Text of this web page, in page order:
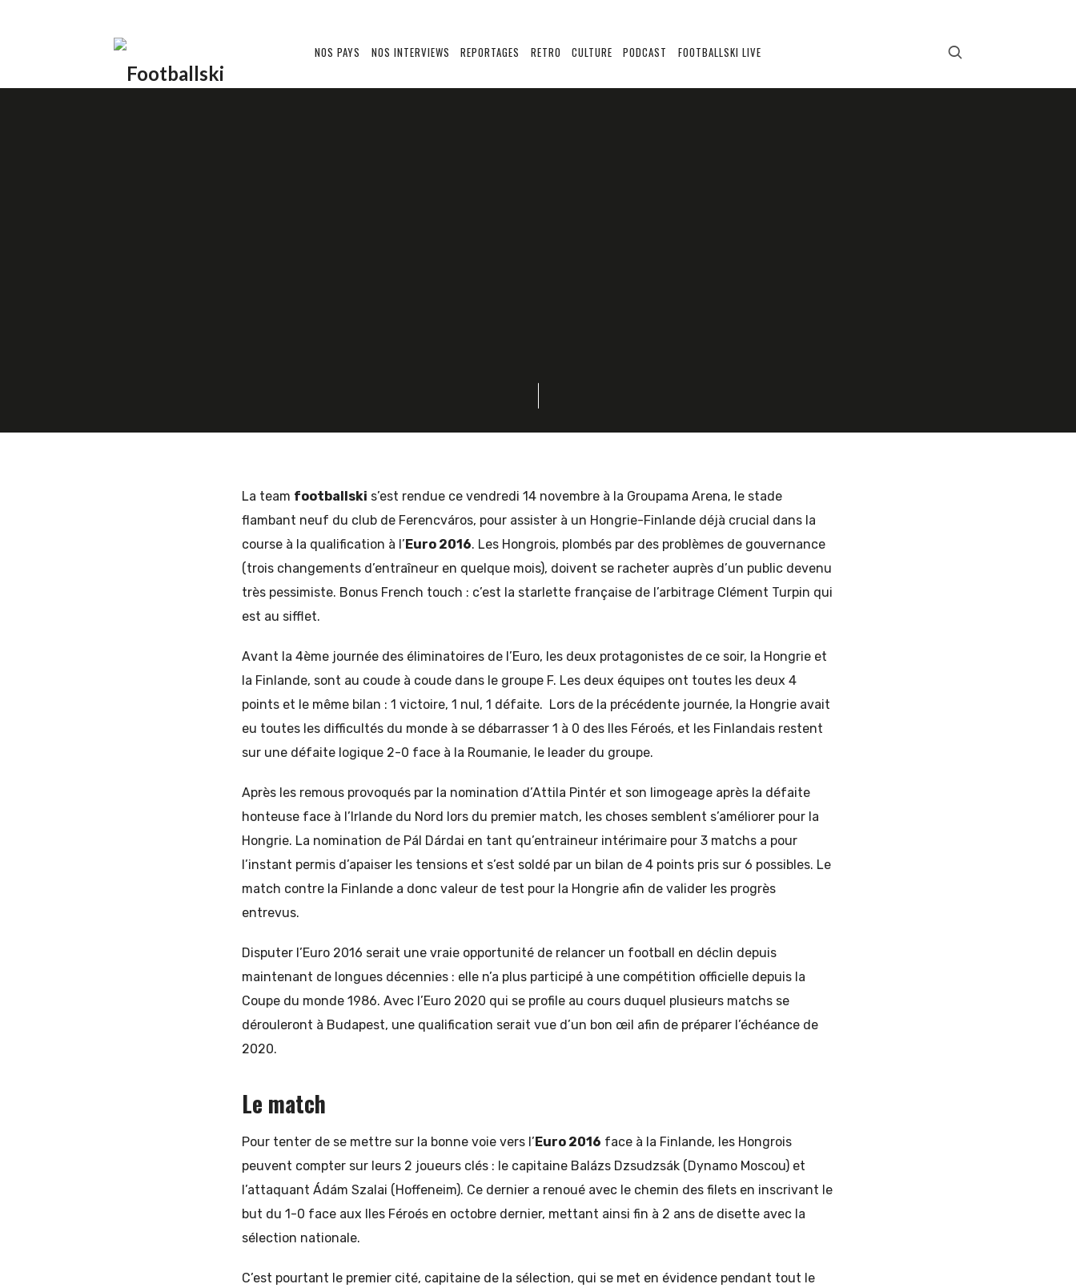
Footballski NOS PAYS NOS INTERVIEWS REPORTAGES RETRO CULTURE PODCAST FOOTBALLSKI LIVE
La team footballski s’est rendue ce vendredi 14 novembre à la Groupama Arena, le stade
flambant neuf du club de Ferencváros, pour assister à un Hongrie-Finlande déjà crucial dans la
course à la qualification à l’Euro 2016. Les Hongrois, plombés par des problèmes de gouvernance
(trois changements d’entraîneur en quelque mois), doivent se racheter auprès d’un public devenu
très pessimiste. Bonus French touch : c’est la starlette française de l’arbitrage Clément Turpin qui
est au sifflet.
Avant la 4ème journée des éliminatoires de l’Euro, les deux protagonistes de ce soir, la Hongrie et
la Finlande, sont au coude à coude dans le groupe F. Les deux équipes ont toutes les deux 4
points et le même bilan : 1 victoire, 1 nul, 1 défaite. Lors de la précédente journée, la Hongrie avait
eu toutes les difficultés du monde à se débarrasser 1 à 0 des Iles Féroés, et les Finlandais restent
sur une défaite logique 2-0 face à la Roumanie, le leader du groupe.
Après les remous provoqués par la nomination d’Attila Pintér et son limogeage après la défaite
honteuse face à l’Irlande du Nord lors du premier match, les choses semblent s’améliorer pour la
Hongrie. La nomination de Pál Dárdai en tant qu’entraineur intérimaire pour 3 matchs a pour
l’instant permis d’apaiser les tensions et s’est soldé par un bilan de 4 points pris sur 6 possibles. Le
match contre la Finlande a donc valeur de test pour la Hongrie afin de valider les progrès
entrevus.
Disputer l’Euro 2016 serait une vraie opportunité de relancer un football en déclin depuis
maintenant de longues décennies : elle n’a plus participé à une compétition officielle depuis la
Coupe du monde 1986. Avec l’Euro 2020 qui se profile au cours duquel plusieurs matchs se
dérouleront à Budapest, une qualification serait vue d’un bon œil afin de préparer l’échéance de
2020.
Le match
Pour tenter de se mettre sur la bonne voie vers l’ Euro 2016 face à la Finlande, les Hongrois
peuvent compter sur leurs 2 joueurs clés : le capitaine Balázs Dzsudzsák (Dynamo Moscou) et
l’attaquant Ádám Szalai (Hoffeneim). Ce dernier a renoué avec le chemin des filets en inscrivant le
but du 1-0 face aux Iles Féroés en octobre dernier, mettant ainsi fin à 2 ans de disette avec la
sélection nationale.
C’est pourtant le premier cité, capitaine de la sélection, qui se met en évidence pendant tout le